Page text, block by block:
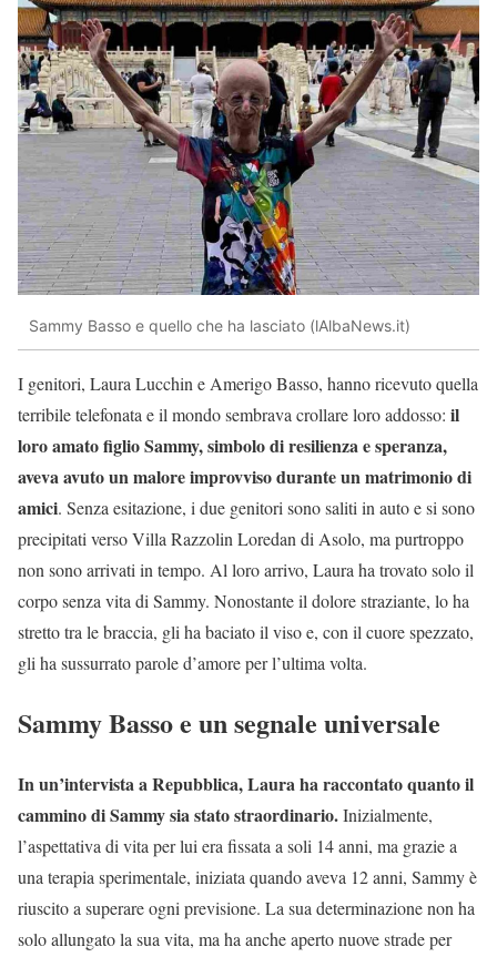
Sammy Basso e quello che ha lasciato (lAlbaNews.it)
I genitori, Laura Lucchin e Amerigo Basso, hanno ricevuto quella
terribile telefonata e il mondo sembrava crollare loro addosso: il
loro amato figlio Sammy, simbolo di resilienza e speranza,
aveva avuto un malore improvviso durante un matrimonio di
amici. Senza esitazione, i due genitori sono saliti in auto e si sono
precipitati verso Villa Razzolin Loredan di Asolo, ma purtroppo
non sono arrivati in tempo. Al loro arrivo, Laura ha trovato solo il
corpo senza vita di Sammy. Nonostante il dolore straziante, lo ha
stretto tra le braccia, gli ha baciato il viso e, con il cuore spezzato,
gli ha sussurrato parole d’amore per l’ultima volta.
Sammy Basso e un segnale universale
In un’intervista a Repubblica, Laura ha raccontato quanto il
cammino di Sammy sia stato straordinario.Inizialmente,
l’aspettativa di vita per lui era fissata a soli 14 anni, ma grazie a
una terapia sperimentale, iniziata quando aveva 12 anni, Sammy è
riuscito a superare ogni previsione. La sua determinazione non ha
solo allungato la sua vita, ma ha anche aperto nuove strade per